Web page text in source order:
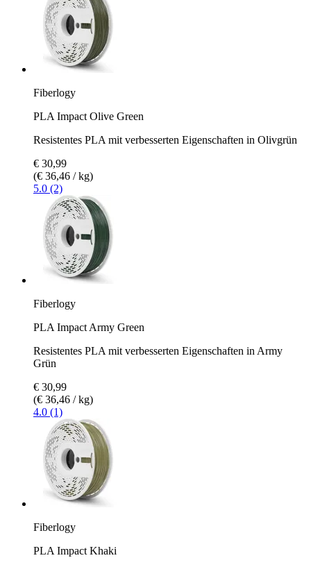
Fiberlogy
PLA Impact Olive Green
Resistentes PLA mit verbesserten Eigenschaften in Olivgrün
€ 30,99
(€ 36,46 / kg)
5.0 (2)
Fiberlogy
PLA Impact Army Green
Resistentes PLA mit verbesserten Eigenschaften in Army
Grün
€ 30,99
(€ 36,46 / kg)
4.0 (1)
Fiberlogy
PLA Impact Khaki